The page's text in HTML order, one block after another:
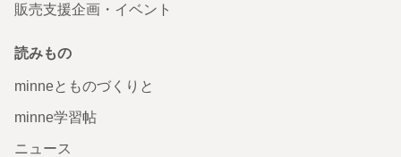
販売支援企画・イベント
読みもの
minneとものづくりと
minne学習帖
ニュース